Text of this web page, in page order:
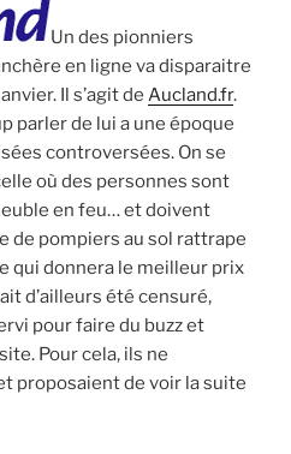
Un des pionniers
en ligne va disparaitre
Il s’agit de Aucland.fr.
parler de lui a une époque
controversées. On se
où des personnes sont
en feu… et doivent
de pompiers au sol rattrape
qui donnera le meilleur prix
d’ailleurs été censuré,
pour faire du buzz et
Pour cela, ils ne
proposaient de voir la suite